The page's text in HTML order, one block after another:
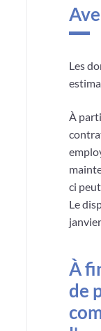
Les
À
ci
Le
À
de